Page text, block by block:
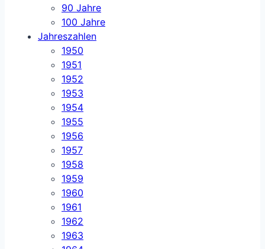
90 Jahre
100 Jahre
Jahreszahlen
1950
1951
1952
1953
1954
1955
1956
1957
1958
1959
1960
1961
1962
1963